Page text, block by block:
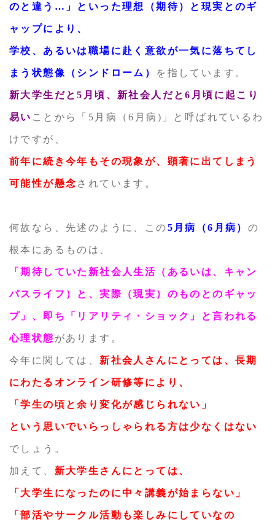
のと違う…」といった理想（期待）と現実とのギ
ャップにより、
学校、あるいは職場に赴く意欲が一気に落ちてし
まう状態像（シンドローム） を指しています。
新大学生だと5月頃、新社会人だと6月頃に起こり
易い ことから「5月病（6月病)」と呼ばれているわ
けですが、
前年に続き今年もその現象が、顕著に出てしまう
可能性が懸念 されています。
何故なら、先述のように、この5月病（6月病） の
根本にあるものは、
「期待していた新社会人生活（あるいは、キャン
パスライフ）と、実際（現実）のものとのギャッ
プ」、即ち「リアリティ・ショック」と言われる
心理状態 があります。
今年に関しては、 新社会人さんにとっては、長期
にわたるオンライン研修等により、
「学生の頃と余り変化が感じられない」
という思いでいらっしゃられる方は少なくはない
でしょう。
加えて、 新大学生さんにとっては、
「大学生になったのに中々講義が始まらない」
「部活やサークル活動も楽しみにしていなの